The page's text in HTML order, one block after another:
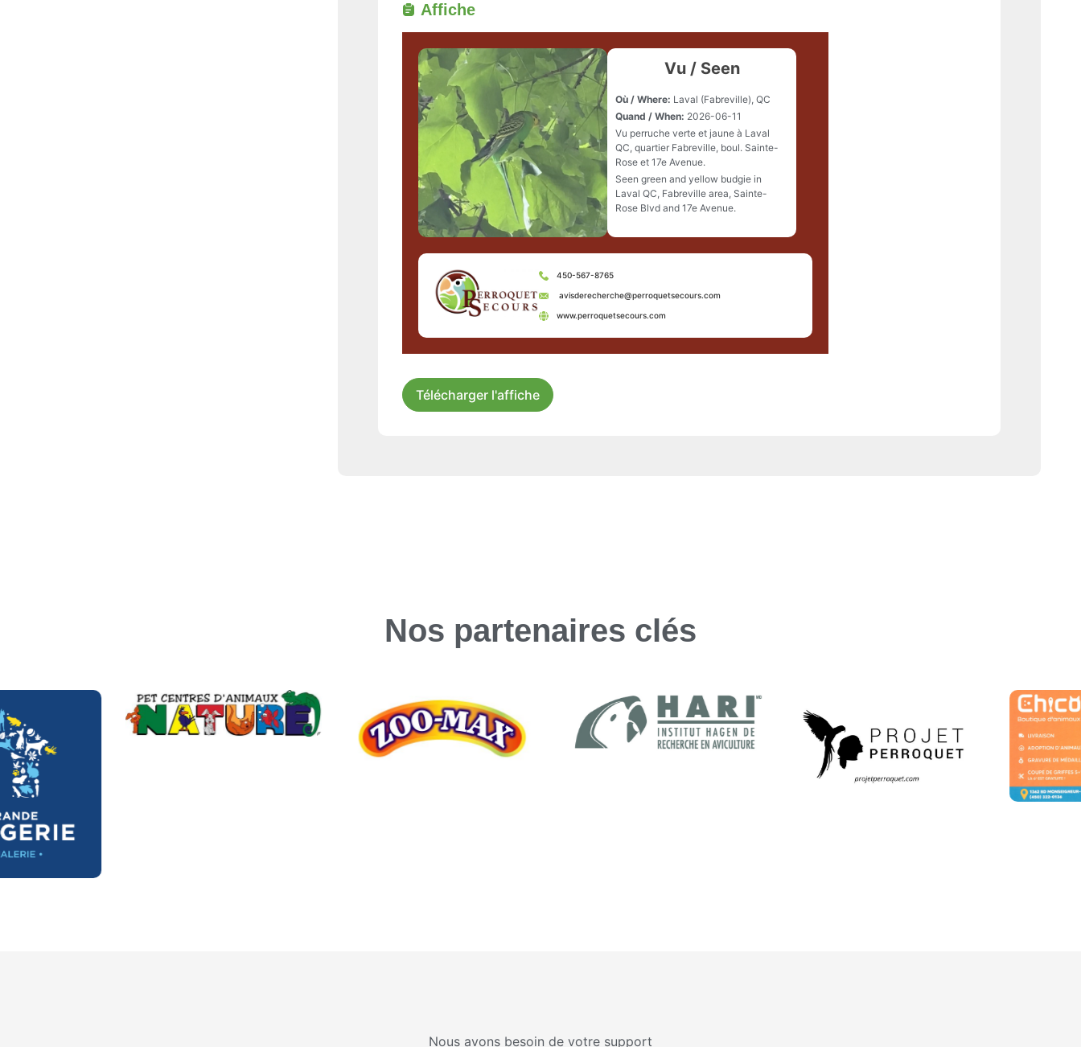
Affiche
Vu / Seen
Où / Where: Laval (Fabreville), QC
Quand / When: 2026-06-11
Vu perruche verte et jaune à Laval
QC, quartier Fabreville, boul. Sainte-
Rose et 17e Avenue.
Seen green and yellow budgie in
Laval QC, Fabreville area, Sainte-
Rose Blvd and 17e Avenue.
450-567-8765
avisderecherche@perroquetsecours.com
www.perroquetsecours.com
Télécharger l'affiche
Nos partenaires clés
Nous avons besoin de votre support